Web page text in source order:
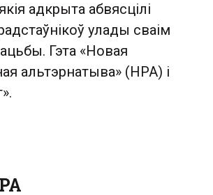
адкрыта абвясцілі
улады сваім
Гэта «Новая
альтэрнатыва» (НРА) і